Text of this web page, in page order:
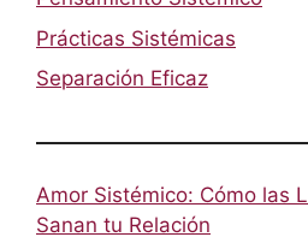
Prácticas Sistémicas
Separación Eficaz
Amor Sistémico: Cómo las
Sanan tu Relación